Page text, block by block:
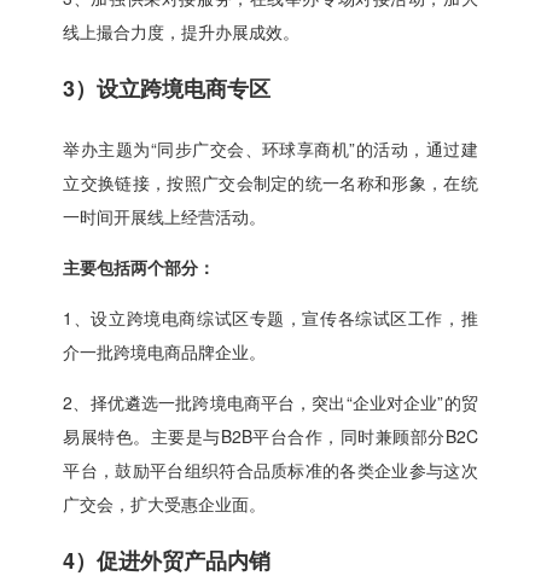
线上撮合力度，提升办展成效。
3）设立跨境电商专区
举办主题为“同步广交会、环球享商机”的活动，通过建
立交换链接，按照广交会制定的统一名称和形象，在统
一时间开展线上经营活动。
主要包括两个部分：
1、设立跨境电商综试区专题，宣传各综试区工作，推
介一批跨境电商品牌企业。
2、择优遴选一批跨境电商平台，突出“企业对企业”的贸
易展特色。主要是与B2B平台合作，同时兼顾部分B2C
平台，鼓励平台组织符合品质标准的各类企业参与这次
广交会，扩大受惠企业面。
4）促进外贸产品内销